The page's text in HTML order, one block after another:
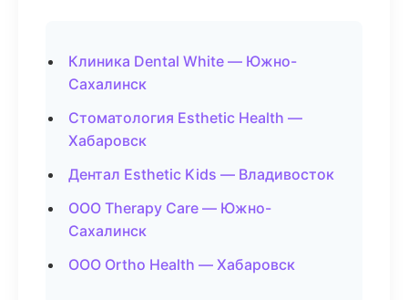
Клиника Dental White — Южно-
Сахалинск
Стоматология Esthetic Health —
Хабаровск
Дентал Esthetic Kids — Владивосток
ООО Therapy Care — Южно-
Сахалинск
ООО Ortho Health — Хабаровск